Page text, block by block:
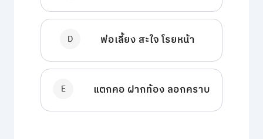
D พ่อเลี้ยง สะใจ โรยหน้า
E แตกคอ ฝากท้อง ลอกคราบ